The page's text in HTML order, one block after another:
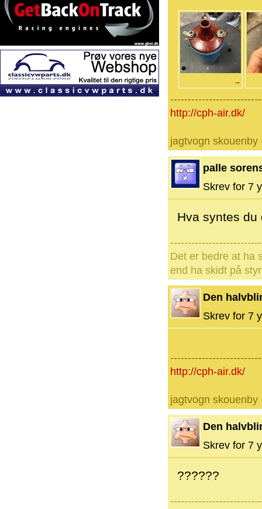
→
http://cph-air.dk/
jagtvogn skouenby
palle
Skrev for 7
Hva syntes
Det er bedre at ha
end ha skidt på
Den
Skrev for 7
http://cph-air.dk/
jagtvogn skouenby
Den
Skrev for 7
??????